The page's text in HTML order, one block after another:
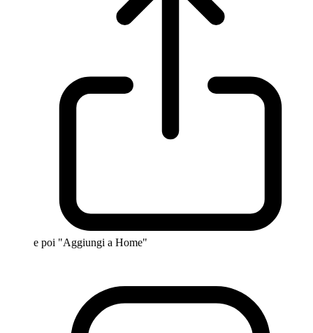
e poi "Aggiungi a Home"